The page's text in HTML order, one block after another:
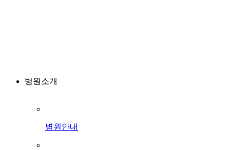
병원소개
병원안내